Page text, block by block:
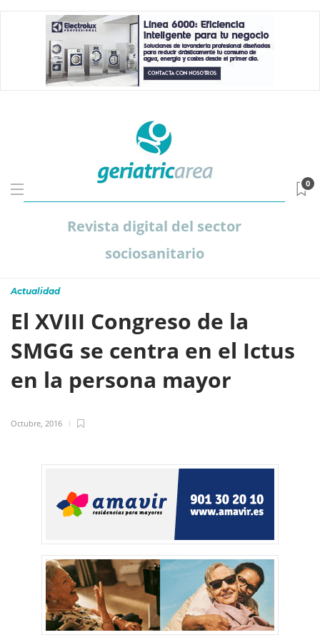
Revista digital del sector
sociosanitario
0
Actualidad
El XVIII Congreso de la
SMGG se centra en el Ictus
en la persona mayor
Octubre, 2016